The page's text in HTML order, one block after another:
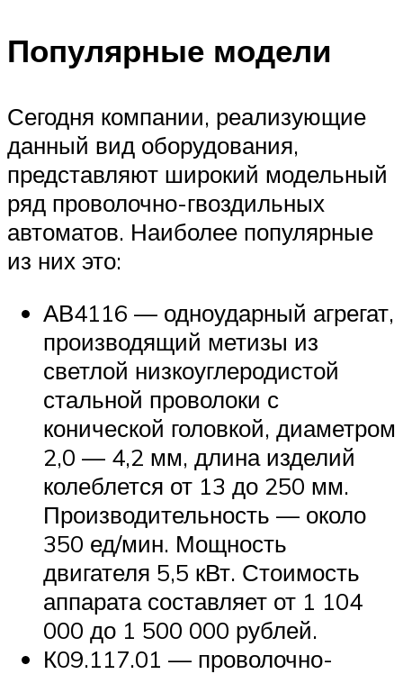
Популярные модели
Сегодня компании, реализующие
данный вид оборудования,
представляют широкий модельный
ряд проволочно-гвоздильных
автоматов. Наиболее популярные
из них это:
АВ4116 — одноударный агрегат,
производящий метизы из
светлой низкоуглеродистой
стальной проволоки с
конической головкой, диаметром
2,0 — 4,2 мм, длина изделий
колеблется от 13 до 250 мм.
Производительность — около
350 ед/мин. Мощность
двигателя 5,5 кВт. Стоимость
аппарата составляет от 1 104
000 до 1 500 000 рублей.
К09.117.01 — проволочно-